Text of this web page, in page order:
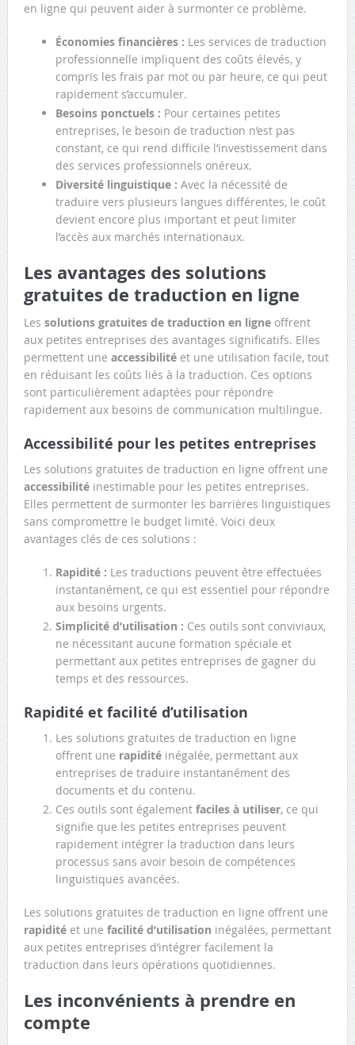
en ligne qui peuvent aider à surmonter ce problème.
Économies financières : Les services de traduction
professionnelle impliquent des coûts élevés, y
compris les frais par mot ou par heure, ce qui peut
rapidement s’accumuler.
Besoins ponctuels : Pour certaines petites
entreprises, le besoin de traduction n’est pas
constant, ce qui rend difficile l’investissement dans
des services professionnels onéreux.
Diversité linguistique : Avec la nécessité de
traduire vers plusieurs langues différentes, le coût
devient encore plus important et peut limiter
l’accès aux marchés internationaux.
Les avantages des solutions
gratuites de traduction en ligne
Les solutions gratuites de traduction en ligneoffrent
aux petites entreprises des avantages significatifs. Elles
permettent une accessibilitéet une utilisation facile, tout
en réduisant les coûts liés à la traduction. Ces options
sont particulièrement adaptées pour répondre
rapidement aux besoins de communication multilingue.
Accessibilité pour les petites entreprises
Les solutions gratuites de traduction en ligne offrent une
accessibilitéinestimable pour les petites entreprises.
Elles permettent de surmonter les barrières linguistiques
sans compromettre le budget limité. Voici deux
avantages clés de ces solutions :
Rapidité : Les traductions peuvent être effectuées
instantanément, ce qui est essentiel pour répondre
aux besoins urgents.
Simplicité d’utilisation : Ces outils sont conviviaux,
ne nécessitant aucune formation spéciale et
permettant aux petites entreprises de gagner du
temps et des ressources.
Rapidité et facilité d’utilisation
Les solutions gratuites de traduction en ligne
offrent une rapiditéinégalée, permettant aux
entreprises de traduire instantanément des
documents et du contenu.
Ces outils sont également faciles à utiliser, ce qui
signifie que les petites entreprises peuvent
rapidement intégrer la traduction dans leurs
processus sans avoir besoin de compétences
linguistiques avancées.
Les solutions gratuites de traduction en ligne offrent une
rapiditéet une facilité d’utilisation inégalées, permettant
aux petites entreprises d’intégrer facilement la
traduction dans leurs opérations quotidiennes.
Les inconvénients à prendre en
compte